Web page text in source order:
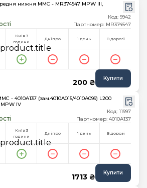
нижня MMC - MR374547 MPW III,
Код: 9942
Партномер: MR374547
Київ 3
години
Дніпро 1 день В дорозі
200 ₴ Купити
- 4010A137 (зам.4010A015/4010A099) L200
MPW IV
Код: 11997
Партномер: 4010A137
Київ 3
години
Дніпро 1 день В дорозі
1713 ₴ Купити